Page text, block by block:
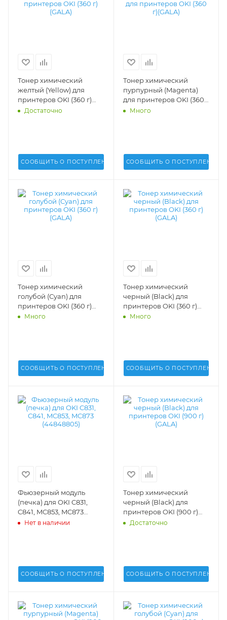
Тонер химический
желтый (Yellow) для
принтеров OKI (360 г)
(GALA) - GALA-OKI-9600-
Достаточно
СООБЩИТЬ О ПОСТУПЛЕНИИ
Тонер химический
пурпурный (Magenta)
для принтеров OKI (360
г)(GALA) - GALA-OKI-
Много
СООБЩИТЬ О ПОСТУПЛЕНИИ
Тонер химический
голубой (Cyan) для
принтеров OKI (360 г)
(GALA) - GALA-OKI-9600-
Много
СООБЩИТЬ О ПОСТУПЛЕНИИ
Тонер химический
черный (Black) для
принтеров OKI (360 г)
(GALA) - GALA-OKI-9600-
Много
СООБЩИТЬ О ПОСТУПЛЕНИИ
Фьюзерный модуль
(печка) для OKI C831,
C841, MC853, MC873
(44848805) - 44848805
Нет в наличии
СООБЩИТЬ О ПОСТУПЛЕНИИ
Тонер химический
черный (Black) для
принтеров OKI (900 г)
(GALA) - GALA-OKI-9600-
Достаточно
СООБЩИТЬ О ПОСТУПЛЕНИИ